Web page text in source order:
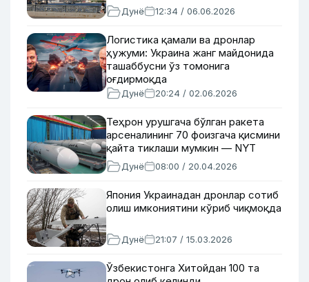
Дунё 12:34 / 06.06.2026
Логистика қамали ва дронлар
ҳужуми: Украина жанг майдонида
ташаббусни ўз томонига
оғдирмоқда
Дунё 20:24 / 02.06.2026
Теҳрон урушгача бўлган ракета
арсеналининг 70 фоизгача қисмини
қайта тиклаши мумкин — NYT
Дунё 08:00 / 20.04.2026
Япония Украинадан дронлар сотиб
олиш имкониятини кўриб чиқмоқда
Дунё 21:07 / 15.03.2026
Ўзбекистонга Хитойдан 100 та